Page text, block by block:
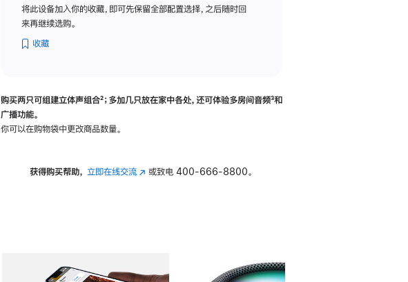
将此设备加入你的收藏，即可先保留全部配置选择，之后随时回
来再继续选购。
收藏
购买两只可组建立体声组合脚
²；多加几只放在家中各处，还可体验多‍房‍间音频脚
³和
广播功能。
你可以在购物袋中更改商品数量。
获得购买帮助， 立即在线交流(在 或致电 400-666-8800。